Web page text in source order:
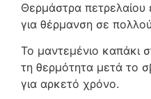
Θερμάστρα πετρελαίου
για θέρμανση σε
Το μαντεμένιο καπάκι
τη θερμότητα μετά το
για αρκετό χρόνο.